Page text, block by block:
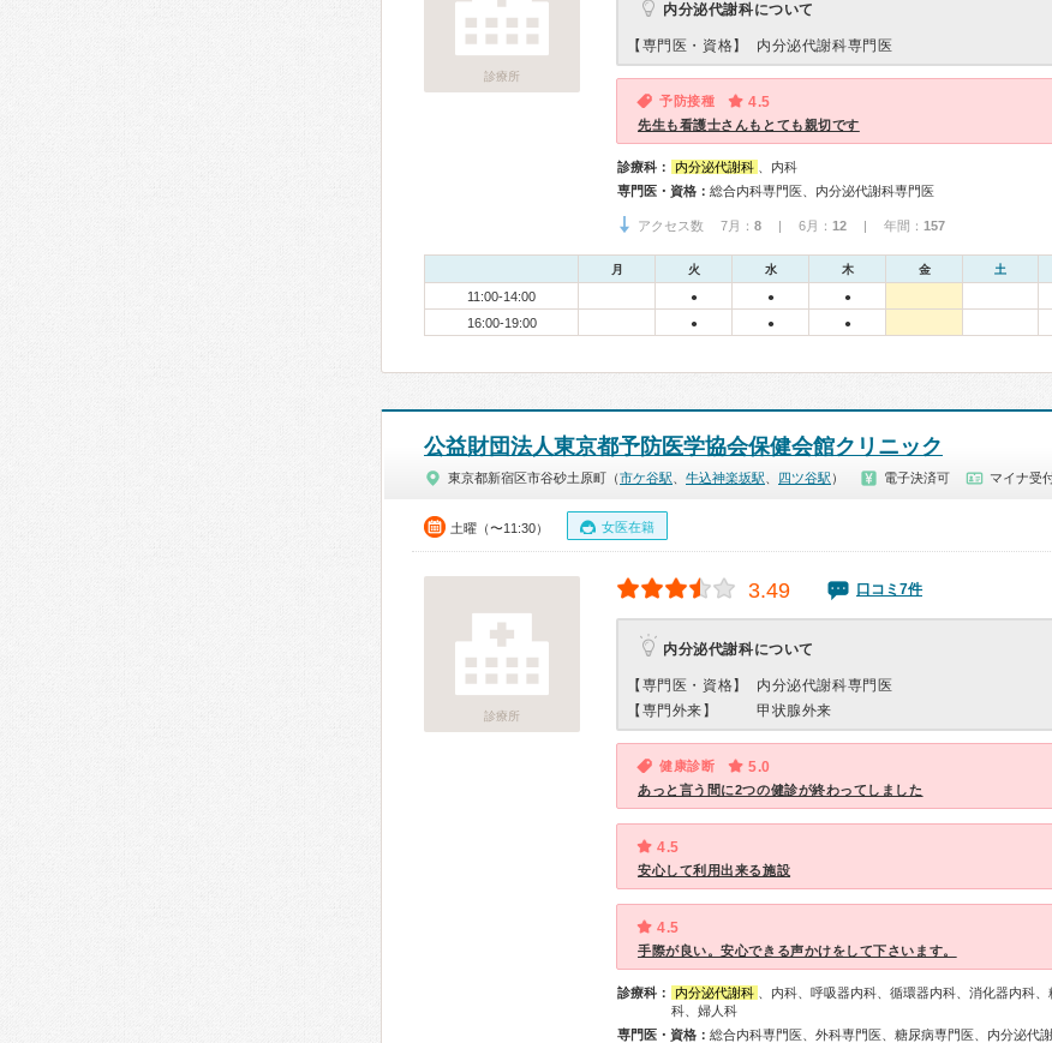
診療所
内分泌代謝科について
【専門医・資格】 内分泌代謝科専門医
予防接種 4.5
先生も看護士さんもとても親切です
診療科： 内分泌代謝科
、内科
専門医・資格： 総合内科専門医、内分泌代謝科専門医
アクセス数 7月： 8 | 6月： 12 | 年間： 157
月 火 水 木 金 土
11:00-14:00 ● ● ●
16:00-19:00 ● ● ●
公益財団法人東京都予防医学協会保健会館クリニック
東京都新宿区市谷砂土原町（市ケ谷駅 牛込神楽坂駅 四ツ谷駅 ） 電子決済可 マイナ受
土曜（〜11:30） 女医在籍
診療所
3.49 口コミ7件
内分泌代謝科について
【専門医・資格】
内分泌代謝科専門医
【専門外来】
甲状腺外来
健康診断 5.0
あっと言う間に2つの健診が終わってしました
4.5
安心して利用出来る施設
4.5
手際が良い。安心できる声かけをして下さいます。
診療科： 内分泌代謝科
、内科、呼吸器内科、循環器内科、消化器内科
科、婦人科
専門医・資格：